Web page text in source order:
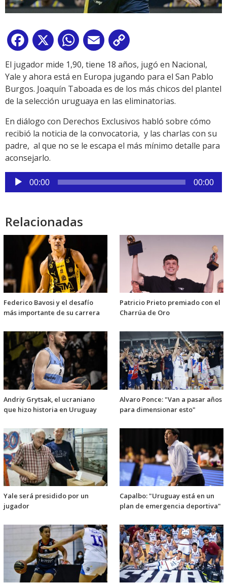
Facebook
X WhatsApp
Email
Link
El jugador mide 1,90, tiene 18 años, jugó en Nacional,
Yale y ahora está en Europa jugando para el San Pablo
Burgos. Joaquín Taboada es de los más chicos del plantel
de la selección uruguaya en las eliminatorias.
En diálogo con Derechos Exclusivos habló sobre cómo
recibió la noticia de la convocatoria, y las charlas con su
padre, al que no se le escapa el más mínimo detalle para
aconsejarlo.
Reproductor
de
00:00 00:00
Relacionadas
Federico Bavosi y el desafío
más importante de su carrera
Patricio Prieto premiado con el
Charrúa de Oro
Andriy Grytsak, el ucraniano
que hizo historia en Uruguay
Alvaro Ponce: "Van a pasar años
para dimensionar esto"
Yale será presidido por un
jugador
Capalbo: "Uruguay está en un
plan de emergencia deportiva"